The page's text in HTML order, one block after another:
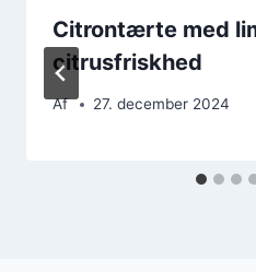
Citrontærte med
citrusfriskhed
Af 27. december 2024